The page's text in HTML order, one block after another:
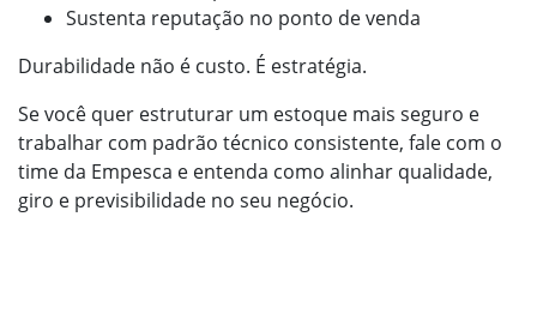
Sustenta reputação no ponto de venda
Durabilidade não é custo. É estratégia.
Se você quer estruturar um estoque mais seguro e
trabalhar com padrão técnico consistente, fale com o
time da Empesca e entenda como alinhar qualidade,
giro e previsibilidade no seu negócio.